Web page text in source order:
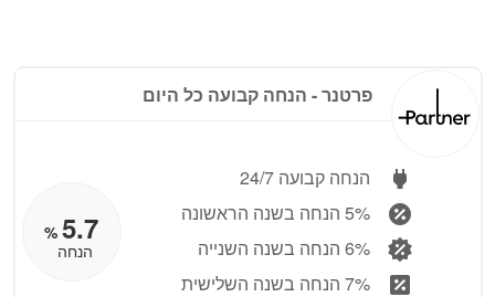
פרטנר ‏- ‏הנחה קבועה כל היום
הנחה קבועה 24/7
5% הנחה בשנה הראשונה
6% הנחה בשנה השנייה
7% הנחה בשנה השלישית
5.7
%
הנחה